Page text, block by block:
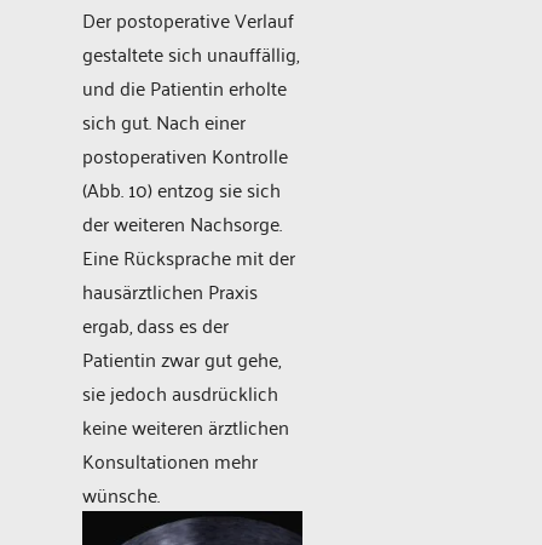
Der postoperative Verlauf
gestaltete sich unauffällig,
und die Patientin erholte
sich gut. Nach einer
postoperativen Kontrolle
(Abb. 10) entzog sie sich
der weiteren Nachsorge.
Eine Rücksprache mit der
hausärztlichen Praxis
ergab, dass es der
Patientin zwar gut gehe,
sie jedoch ausdrücklich
keine weiteren ärztlichen
Konsultationen mehr
wünsche.